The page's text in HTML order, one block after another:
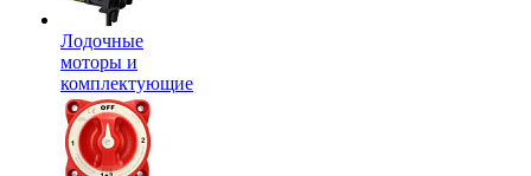
Лодочные
моторы и
комплектующие